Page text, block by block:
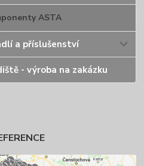
ASTA
a příslušenství
- výroba na zakázku